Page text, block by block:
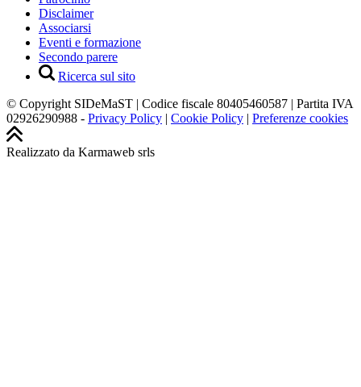
Disclaimer
Associarsi
Eventi e formazione
Secondo parere
Ricerca sul sito
© Copyright SIDeMaST | Codice fiscale 80405460587 | Partita IVA
02926290988 - Privacy Policy | Cookie Policy | Preferenze cookies
Realizzato da Karmaweb srls